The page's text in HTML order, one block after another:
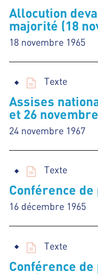
Allocution
majorité (18
18 novembre 1965
Texte
Assises
et 26
24 novembre 1967
Texte
Conférence
16 décembre 1965
Texte
Conférence